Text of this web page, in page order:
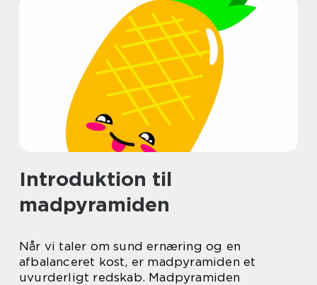
Introduktion til
madpyramiden
Når vi taler om sund ernæring og en
afbalanceret kost, er madpyramiden et
uvurderligt redskab. Madpyramiden